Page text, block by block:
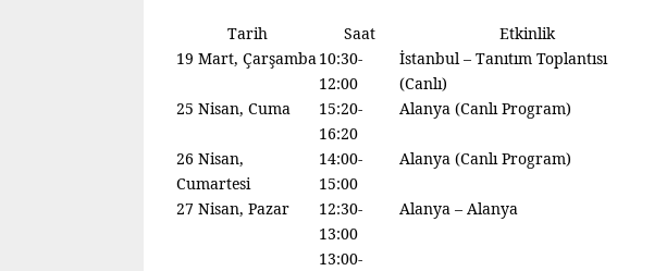
Tarih Saat Etkinlik
19 Mart, Çarşamba 10:30-
12:00
İstanbul – Tanıtım Toplantısı
(Canlı)
25 Nisan, Cuma
15:20-
16:20
Alanya (Canlı Program)
26 Nisan,
Cumartesi
14:00-
15:00
Alanya (Canlı Program)
27 Nisan, Pazar
12:30-
13:00
13:00-
Alanya – Alanya